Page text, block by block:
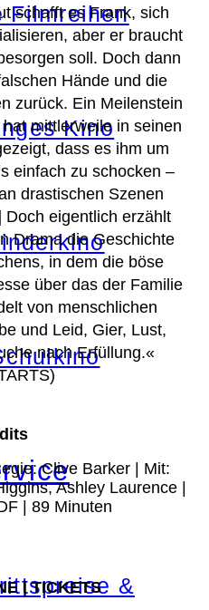
Filmreihen
Kino
&
schafft es Frank, sich
aber er braucht
soll. Doch dann
Hände und die
zurück. Ein Meilenstein
mittlerweile in seinen
dass es ihm um
einfach zu schocken –
drastischen Szenen
eigentlich erzählt
Drama die Geschichte
in dem die böse
über das der Familie
von menschlichen
und Leid, Gier, Lust,
nach Erfüllung.«
Clive Barker | Mit:
Ashley Laurence |
| 89 Minuten
| TICKETS